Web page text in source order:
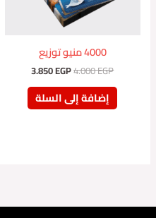
4000 منيو توزيع
4.000EGP
3.850EGP
إضافة إلى السلة